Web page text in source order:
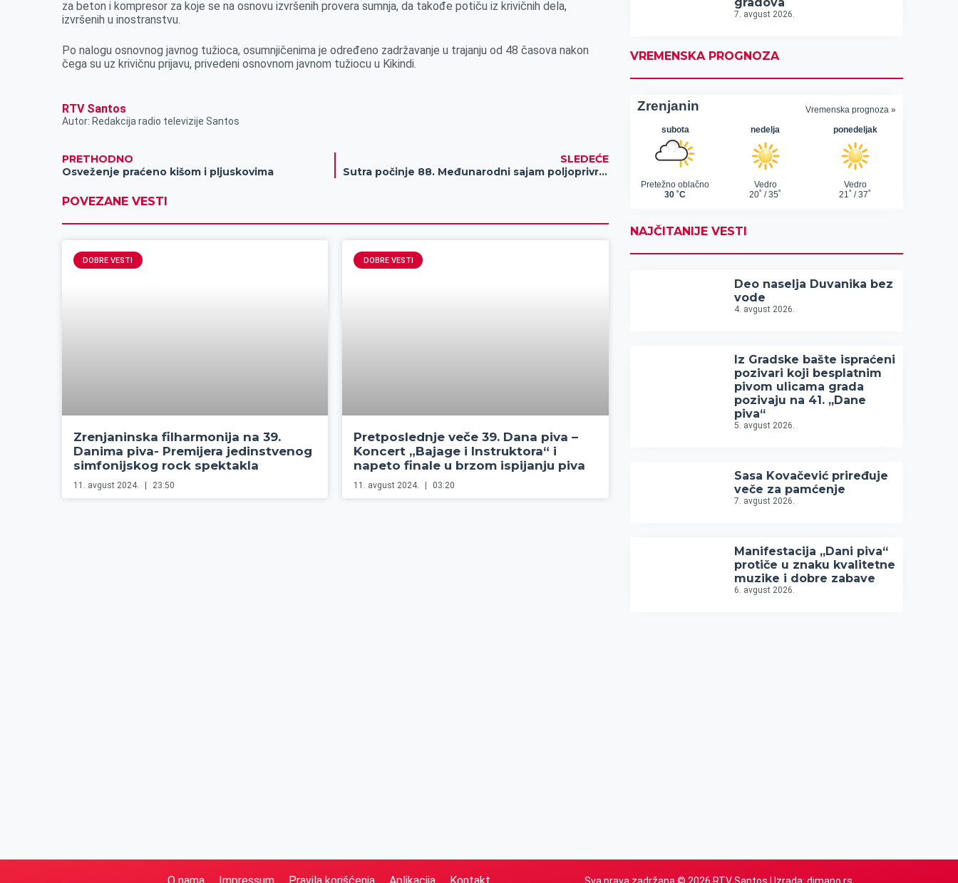
za beton i kompresor za koje se na osnovu izvršenih provera sumnja, da takođe potiču iz krivičnih dela,
izvršenih u inostranstvu.
Po nalogu osnovnog javnog tužioca, osumnjičenima je određeno zadržavanje u trajanju od 48 časova nakon
čega su uz krivičnu prijavu, privedeni osnovnom javnom tužiocu u Kikindi.
RTV Santos
Autor: Redakcija radio televizije Santos
PRETHODNO
Osveženje praćeno kišom i pljuskovima
SLEDEĆE
Sutra počinje 88. Međunarodni sajam poljoprivrede u Novom Sadu
POVEZANE VESTI
DOBRE VESTI
Zrenjaninska filharmonija na 39.
Danima piva- Premijera jedinstvenog
simfonijskog rock spektakla
11. avgust 2024. 23:50
DOBRE VESTI
Pretposlednje veče 39. Dana piva –
Koncert „Bajage i Instruktora“ i
napeto finale u brzom ispijanju piva
11. avgust 2024. 03:20
7. avgust 2026.
VREMENSKA PROGNOZA
NAJČITANIJE VESTI
Deo naselja Duvanika bez
vode
4. avgust 2026.
Iz Gradske bašte ispraćeni
pozivari koji besplatnim
pivom ulicama grada
pozivaju na 41. „Dane
piva“
5. avgust 2026.
Sasa Kovačević priređuje
veče za pamćenje
7. avgust 2026.
Manifestacija „Dani piva“
protiče u znaku kvalitetne
muzike i dobre zabave
6. avgust 2026.